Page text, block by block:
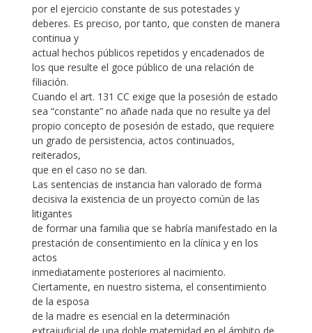
por el ejercicio constante de sus potestades y
deberes. Es preciso, por tanto, que consten de manera
continua y
actual hechos públicos repetidos y encadenados de
los que resulte el goce público de una relación de
filiación.
Cuando el art. 131 CC exige que la posesión de estado
sea “constante” no añade nada que no resulte ya del
propio concepto de posesión de estado, que requiere
un grado de persistencia, actos continuados,
reiterados,
que en el caso no se dan.
Las sentencias de instancia han valorado de forma
decisiva la existencia de un proyecto común de las
litigantes
de formar una familia que se habría manifestado en la
prestación de consentimiento en la clínica y en los
actos
inmediatamente posteriores al nacimiento.
Ciertamente, en nuestro sistema, el consentimiento
de la esposa
de la madre es esencial en la determinación